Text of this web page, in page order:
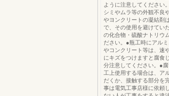
ように注意してください
シミやムラ等の外観不良
やヨンクリートの凝結剤
で、その使用を避けてい
の化合物・硫酸ナトリウ
ださい。●瓶工時にアル
やコンクリート等は、速
にキズをつけますと腐食
分注意してください。●
工上使用する場合は、ア
だくか、接触する部分を
事は電気工事店様に依頼